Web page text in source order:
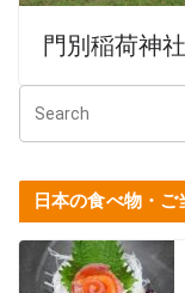
門別稲荷神社
日本の食べ物・ご